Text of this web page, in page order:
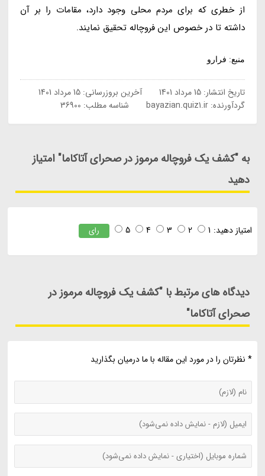
از خطری که برای مردم محلی وجود دارد، مقامات را بر آن
داشته تا در خصوص این فروچاله تحقیق نمایند.
منبع: فرارو
تاریخ انتشار:15 مرداد 1401 آخرین بروزرسانی:15 مرداد 1401
گردآورنده:bayazian.quiz1.ir شناسه مطلب: 36900
به "کشف یک فروچاله مرموز در صحرای آتاکاما" امتیاز
دهید
امتیاز دهید: 1
2
3
4
5 رای
دیدگاه های مرتبط با "کشف یک فروچاله مرموز در
صحرای آتاکاما"
* نظرتان را در مورد این مقاله با ما درمیان بگذارید